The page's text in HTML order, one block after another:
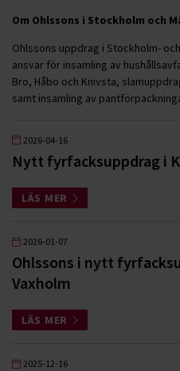
Om Ohlssons i Stockholm och
Ohlssons uppdrag i Stockholm-
ansvar för insamling av
Bro, Håbo och Knivsta,
samt insamling av
2026-04-16
Nytt fyrfacksuppdrag i
LÄS MER
2026-01-07
Ohlssons i nytt
Vaxholm
LÄS MER
2025-12-16